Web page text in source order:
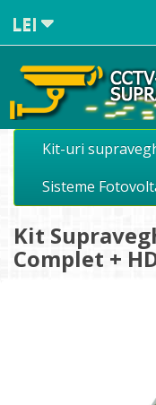
LEI
Kit-uri
Sisteme
Kit
Complet +